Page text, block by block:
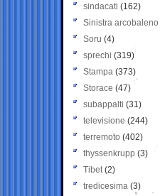
sindacati (162)
Sinistra arcobaleno
Soru (4)
sprechi (319)
Stampa (373)
Storace (47)
subappalti (31)
televisione(244)
terremoto (402)
thyssenkrupp (3)
Tibet(2)
tredicesima (3)